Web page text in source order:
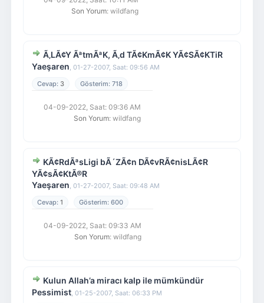
Son Yorum: wildfang
Ã‚LÃ¢Y ÃªtmÃªK, Ã‚d TÃ¢KmÃ¢K YÃ¢SÃ¢KTiR
Yaeşaren, 01-27-2007, Saat: 09:56 AM
3
718
04-09-2022, Saat: 09:36 AM
Son Yorum: wildfang
KÃ¢RdÃªsLigi bÃ´ZÃ¢n DÃ¢vRÃ¢nisLÃ¢R
YÃ¢sÃ¢KtÃ®R
Yaeşaren, 01-27-2007, Saat: 09:48 AM
1
600
04-09-2022, Saat: 09:33 AM
Son Yorum: wildfang
Kulun Allah’a miracı kalp ile mümkündür
Pessimist, 01-25-2007, Saat: 06:33 PM